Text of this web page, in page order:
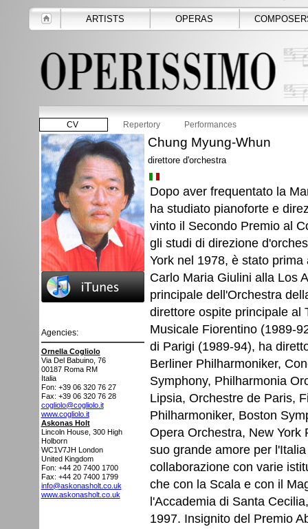
ARTISTS OPERAS
CV Repertory Performances
Agencies:
Ornella Cogliolo
Via Del Babuino, 76
00187 Roma RM
Italia
Fon: +39 06 320 76 27
Fax: +39 06 320 76 28
cogliolo@cogliolo.it
www.cogliolo.it
Askonas Holt
Lincoln House, 300 High
Holborn
WC1V7JH London
United Kingdom
Fon: +44 20 7400 1700
Fax: +44 20 7400 1799
info@askonasholt.co.uk
www.askonasholt.co.uk
Chung Myung-Whun
direttore d'orchestra
Dopo aver frequentato la
ha studiato pianoforte e
vinto il Secondo Premio al
gli studi di direzione
York nel 1978, è stato
Carlo Maria Giulini alla Los
principale dell'Orchestra
direttore ospite principale al
Musicale Fiorentino (1989-
di Parigi (1989-94), ha
Berliner Philharmoniker,
Symphony, Philharmonia
Lipsia, Orchestre de Paris,
Philharmoniker, Boston
Opera Orchestra, New York
suo grande amore per
collaborazione con varie
che con la Scala e con il
l'Accademia di Santa
1997. Insignito del Premio